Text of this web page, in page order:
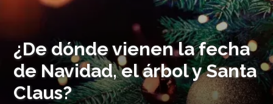
¿De dónde vienen la fecha
de Navidad, el árbol y Santa
Claus?